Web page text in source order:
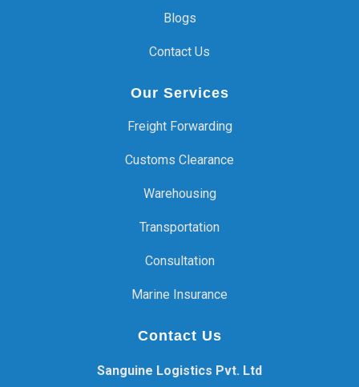
Blogs
Contact Us
Our Services
Freight Forwarding
Customs Clearance
Warehousing
Transportation
Consultation
Marine Insurance
Contact Us
Sanguine Logistics Pvt. Ltd